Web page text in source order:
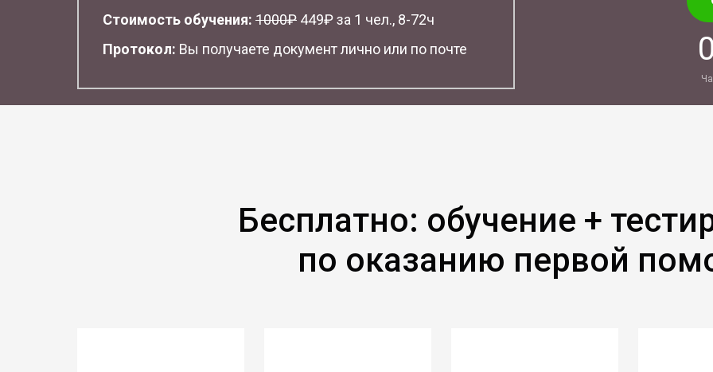
Стоимость обучения: 1000₽ 449₽ за 1 чел., 8-72ч
Протокол: Вы получаете документ лично или по почте 0
Бесплатно: обучение +
по оказанию первой